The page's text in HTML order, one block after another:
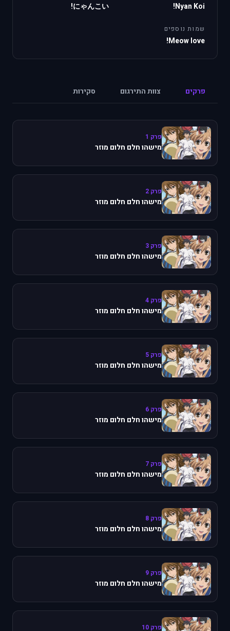
Nyan Koi!
にゃんこい!
שמות נוספים
Meow love!
פרקים צוות התירגום סקירות
פרק 1
מישהו חלם חלום מוזר
פרק 2
מישהו חלם חלום מוזר
פרק 3
מישהו חלם חלום מוזר
פרק 4
מישהו חלם חלום מוזר
פרק 5
מישהו חלם חלום מוזר
פרק 6
מישהו חלם חלום מוזר
פרק 7
מישהו חלם חלום מוזר
פרק 8
מישהו חלם חלום מוזר
פרק 9
מישהו חלם חלום מוזר
פרק 10